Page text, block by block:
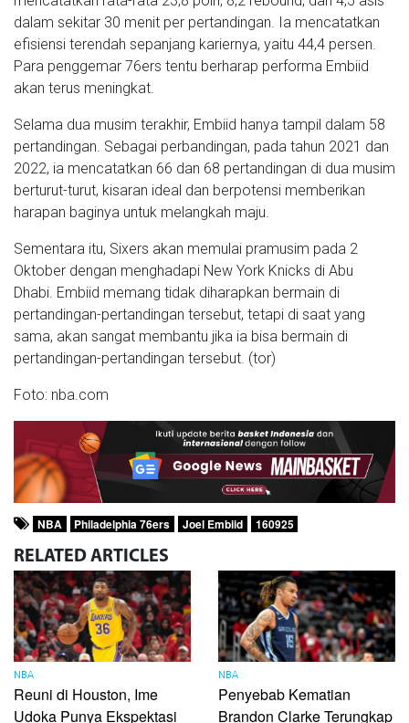
dalam sekitar 30 menit per pertandingan. Ia mencatatkan
efisiensi terendah sepanjang kariernya, yaitu 44,4 persen.
Para penggemar 76ers tentu berharap performa Embiid
akan terus meningkat.
Selama dua musim terakhir, Embiid hanya tampil dalam 58
pertandingan. Sebagai perbandingan, pada tahun 2021 dan
2022, ia mencatatkan 66 dan 68 pertandingan di dua musim
berturut-turut, kisaran ideal dan berpotensi memberikan
harapan baginya untuk melangkah maju.
Sementara itu, Sixers akan memulai pramusim pada 2
Oktober dengan menghadapi New York Knicks di Abu
Dhabi. Embiid memang tidak diharapkan bermain di
pertandingan-pertandingan tersebut, tetapi di saat yang
sama, akan sangat membantu jika ia bisa bermain di
pertandingan-pertandingan tersebut. (tor)
Foto: nba.com
NBA Philadelphia 76ers Joel Embiid 160925
RELATED ARTICLES
NBA
Reuni di Houston, Ime
Udoka Punya Ekspektasi
NBA
Penyebab Kematian
Brandon Clarke Terungkap